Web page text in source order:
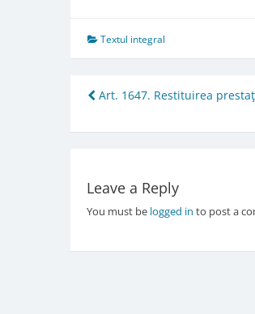
Textul integral
Post
navigation
Art. 1647. Restituirea
Leave a Reply
You must be logged in to post a